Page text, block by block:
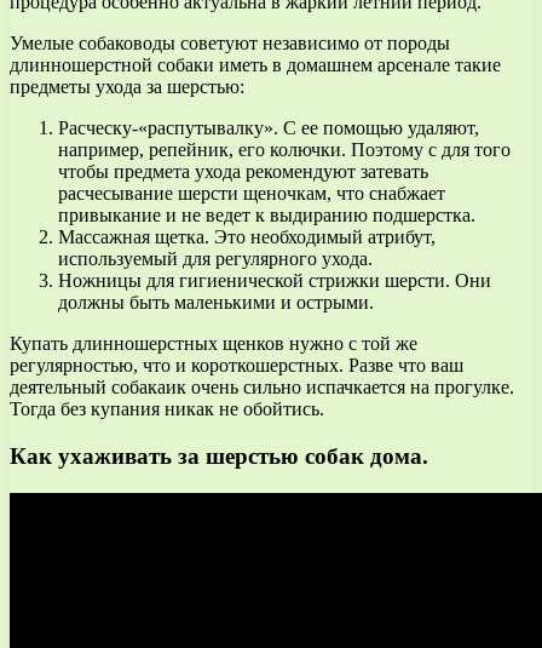
Умелые собаководы советуют независимо от породы
длинношерстной собаки иметь в домашнем арсенале такие
предметы ухода за шерстью:
Расческу-«распутывалку». С ее помощью удаляют,
например, репейник, его колючки. Поэтому с для того
чтобы предмета ухода рекомендуют затевать
расчесывание шерсти щеночкам, что снабжает
привыкание и не ведет к выдиранию подшерстка.
Массажная щетка. Это необходимый атрибут,
используемый для регулярного ухода.
Ножницы для гигиенической стрижки шерсти. Они
должны быть маленькими и острыми.
Купать длинношерстных щенков нужно с той же
регулярностью, что и короткошерстных. Разве что ваш
деятельный собакаик очень сильно испачкается на прогулке.
Тогда без купания никак не обойтись.
Как ухаживать за шерстью собак дома.